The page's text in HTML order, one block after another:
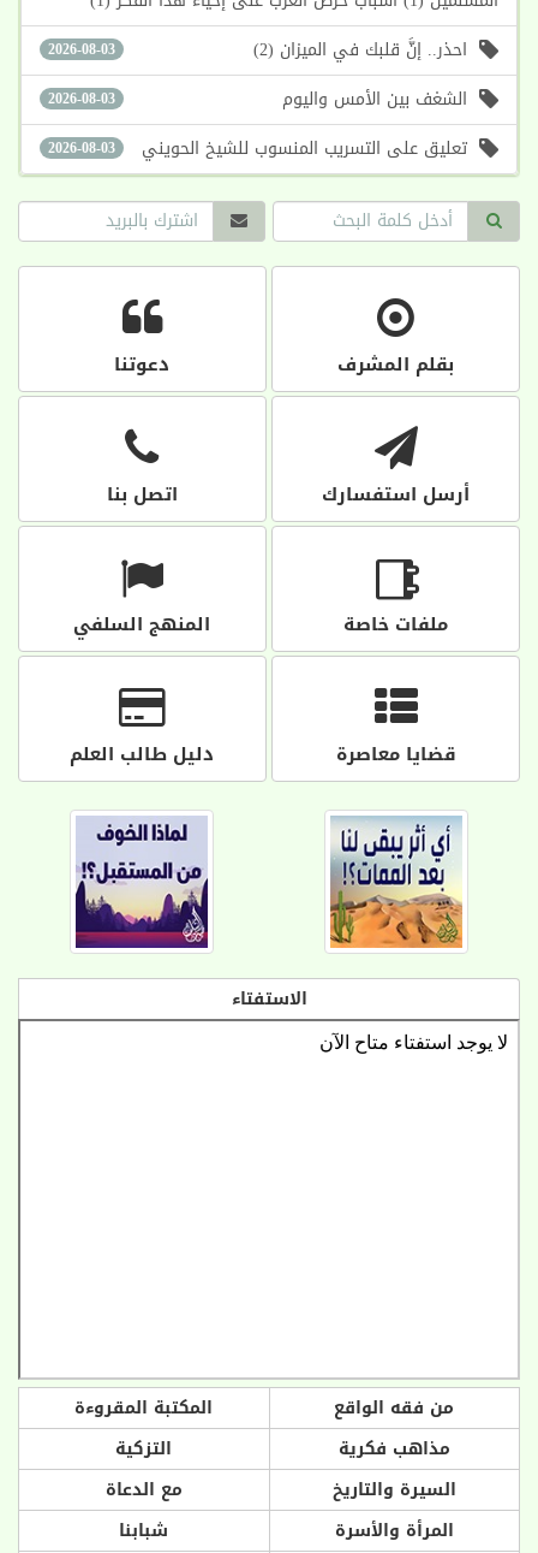
2026-08-03 احذر.. إنَّ قلبك في الميزان (2)
2026-08-03 الشغف بين الأمس واليوم
2026-08-03 تعليق على التسريب المنسوب للشيخ الحويني
بقلم المشرف دعوتنا
أرسل استفسارك اتصل بنا
ملفات خاصة المنهج السلفي
قضايا معاصرة دليل طالب العلم
الاستفتاء
من فقه الواقع
المكتبة المقروءة
مذاهب فكرية
التزكية
السيرة والتاريخ
مع الدعاة
المرأة والأسرة
شبابنا